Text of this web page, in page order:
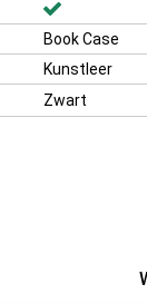
én zet jij je
kan genieten
Book Case
Kunstleer
Zwart